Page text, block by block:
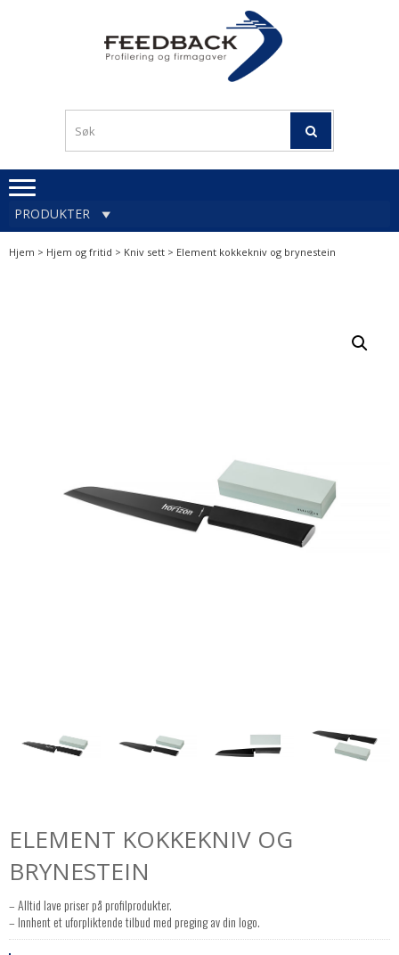
PRODUKTER
Hjem > Hjem og fritid > Kniv sett > Element kokkekniv og brynestein
ELEMENT KOKKEKNIV OG
BRYNESTEIN
– Alltid lave priser på profilprodukter.
– Innhent et uforpliktende tilbud med preging av din logo.